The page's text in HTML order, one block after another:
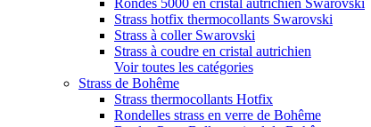
Rondes 5000 en cristal autrichien Swarovski
Strass hotfix thermocollants Swarovski
Strass à coller Swarovski
Strass à coudre en cristal autrichien
Voir toutes les catégories
Strass de Bohême
Strass thermocollants Hotfix
Rondelles strass en verre de Bohême